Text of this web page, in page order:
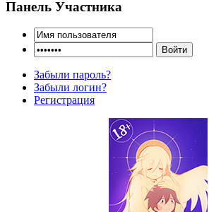
Панель Участника
Забыли пароль?
Забыли логин?
Регистрация